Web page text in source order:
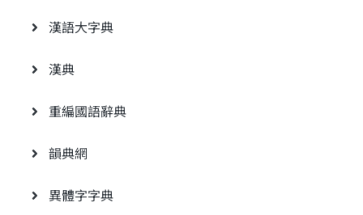
漢語大字典
漢典
重編國語辭典
韻典網
異體字字典